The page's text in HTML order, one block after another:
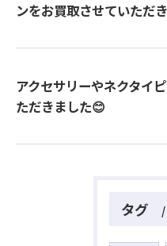
ンをお買取させていただ
アクセサリーやネクタイ
ただきました😊
タグ